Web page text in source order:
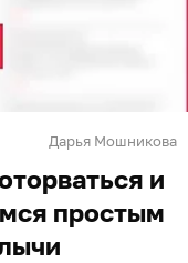
Дарья Мошникова
и
простым